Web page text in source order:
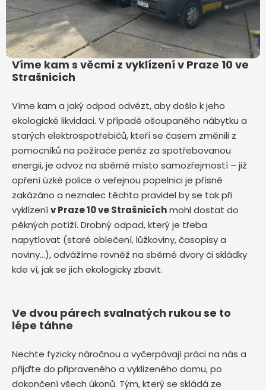
Víme kam s věcmi z vyklízení v Praze 10 ve
Strašnicích
Víme kam a jaký odpad odvézt, aby došlo k jeho
ekologické likvidaci. V případě ošoupaného nábytku a
starých elektrospotřebičů, kteří se časem změnili z
pomocníků na požírače peněz za spotřebovanou
energii, je odvoz na sběrné místo samozřejmostí – již
opření úzké police o veřejnou popelnici je přísně
zakázáno a neznalec těchto pravidel by se tak při
vyklízenív Praze 10 ve Strašnicíchmohl dostat do
pěkných potíží. Drobný odpad, který je třeba
napytlovat (staré oblečení, lůžkoviny, časopisy a
noviny…), odvážíme rovněž na sběrné dvory či skládky
kde ví, jak se jich ekologicky zbavit.
Ve dvou párech svalnatých rukou se to
lépe táhne
Nechte fyzicky náročnou a vyčerpávají práci na nás a
přijďte do připraveného a vyklizeného domu, po
dokončení všech úkonů. Tým, který se skládá ze